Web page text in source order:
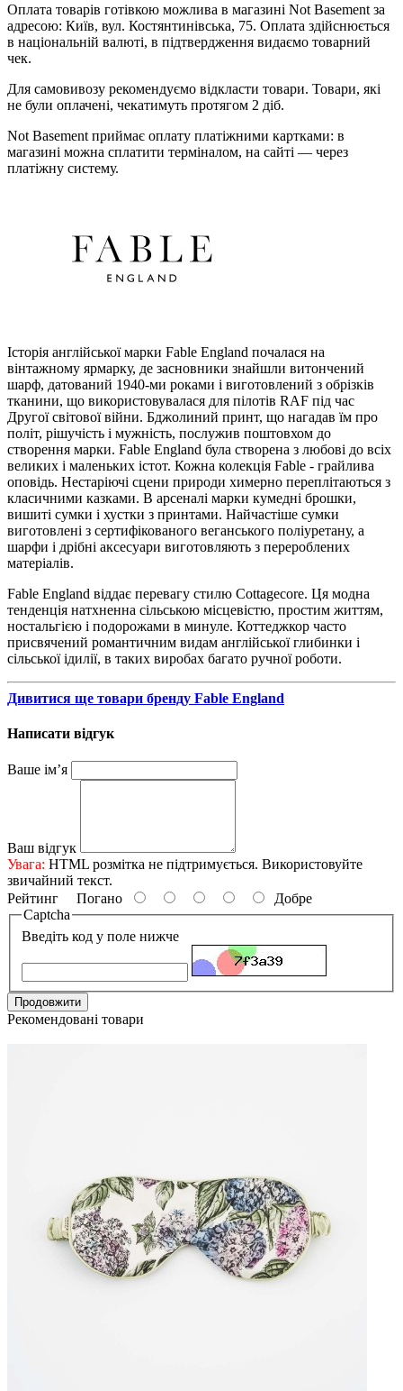
Оплата товарів готівкою можлива в магазині Not Basement за
адресою: Київ, вул. Костянтинівська, 75. Оплата здійснюється
в національній валюті, в підтвердження видаємо товарний
чек.
Для самовивозу рекомендуємо відкласти товари. Товари, які
не були оплачені, чекатимуть протягом 2 діб.
Not Basement приймає оплату платіжними картками: в
магазині можна сплатити терміналом, на сайті — через
платіжну систему.
Історія англійської марки Fable England почалася на
вінтажному ярмарку, де засновники знайшли витончений
шарф, датований 1940-ми роками і виготовлений з обрізків
тканини, що використовувалася для пілотів RAF під час
Другої світової війни. Бджолиний принт, що нагадав їм про
політ, рішучість і мужність, послужив поштовхом до
створення марки. Fable England була створена з любові до всіх
великих і маленьких істот. Кожна колекція Fable - грайлива
оповідь. Нестаріючі сцени природи химерно переплітаються з
класичними казками. В арсеналі марки кумедні брошки,
вишиті сумки і хустки з принтами. Найчастіше сумки
виготовлені з сертифікованого веганського поліуретану, а
шарфи і дрібні аксесуари виготовляють з перероблених
матеріалів.
Fable England віддає перевагу стилю Cottagecore. Ця модна
тенденція натхненна сільською місцевістю, простим життям,
ностальгією і подорожами в минуле. Коттеджкор часто
присвячений романтичним видам англійської глибинки і
сільської ідилії, в таких виробах багато ручної роботи.
Дивитися ще товари бренду Fable England
Написати відгук
Ваше ім’я
Ваш відгук
Увага: HTML розмітка не підтримується. Використовуйте
звичайний текст.
Рейтинг Погано
Добре
Captcha
Введіть код у поле нижче
Продовжити
Рекомендовані товари